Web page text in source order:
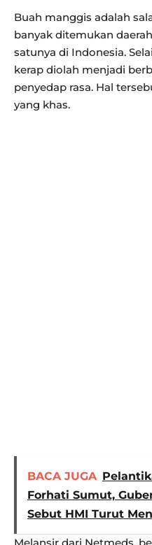
Buah manggis adalah
banyak ditemukan
satunya di Indonesia.
kerap diolah menjadi
penyedap rasa. Hal
yang khas.
BACA JUGA
Forhati Sumut,
Sebut HMI Turut